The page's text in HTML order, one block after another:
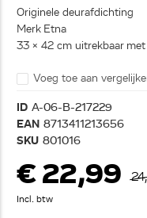
Originele deurafdichting
Merk Etna
33 x 42 cm uitrekbaar met
Voeg toe aan
ID A-06-B-217229
EAN 8713411213656
SKU 801016
€ 22,99
Incl. btw